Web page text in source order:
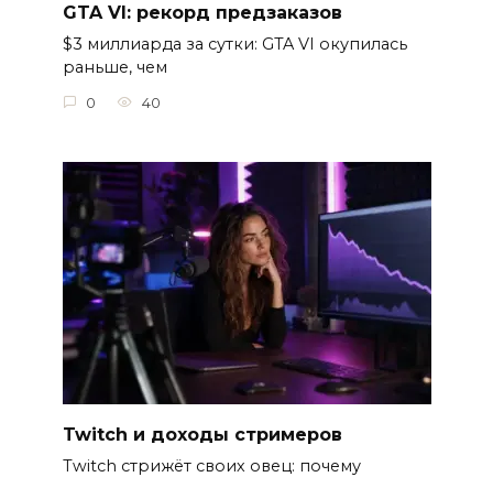
GTA VI: рекорд предзаказов
$3 миллиарда за сутки: GTA VI окупилась
раньше, чем
0 40
Twitch и доходы стримеров
Twitch стрижёт своих овец: почему